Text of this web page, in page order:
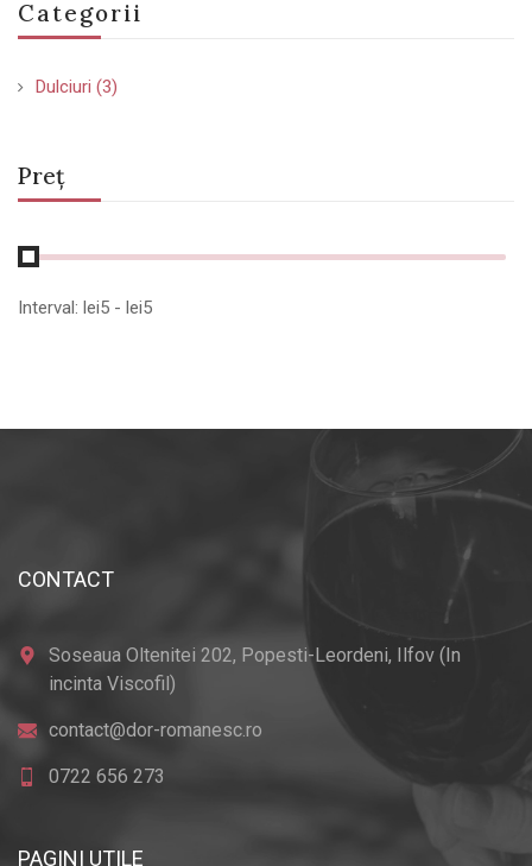
Categorii
Dulciuri (3)
Preț
Interval: lei5 - lei5
CONTACT
Soseaua Oltenitei 202, Popesti-Leordeni, Ilfov (In
incinta Viscofil)
contact@dor-romanesc.ro
0722 656 273
PAGINI UTILE